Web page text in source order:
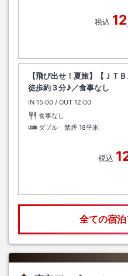
税込
【飛び出せ！夏旅】【ＪＴ
徒歩約３分♪／食事なし
IN チェックイン
15:00 / OUT チェックアウト
12:00
食事なし
ダブル 禁煙 18平米
税込
全ての宿